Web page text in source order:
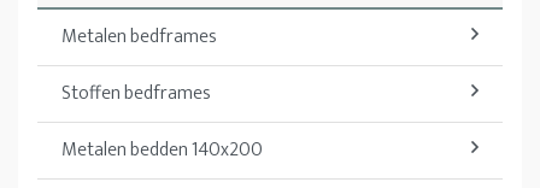
Metalen bedframes
Stoffen bedframes
Metalen bedden 140x200